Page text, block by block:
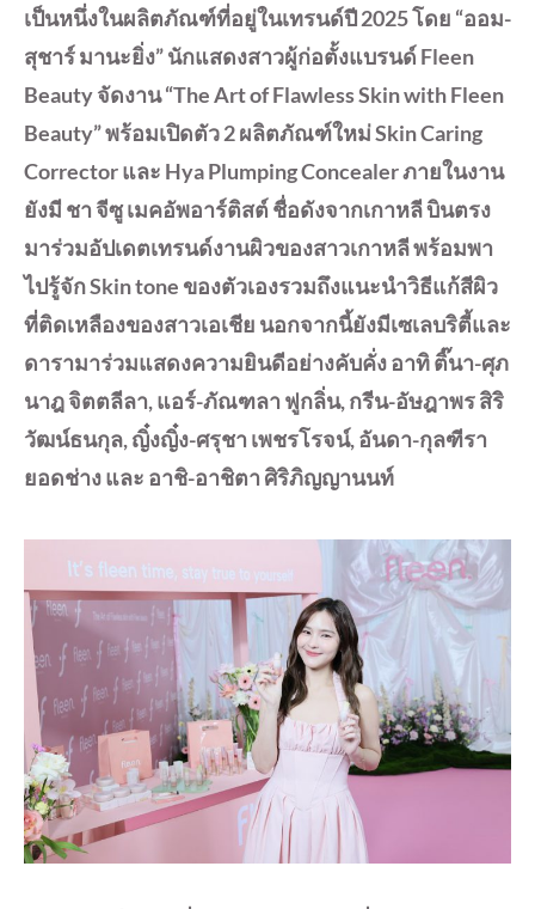
เป็นหนึ่งในผลิตภัณฑ์ที่อยู่ในเทรนด์ปี 2025 โดย “ออม-
สุชาร์ มานะยิ่ง” นักแสดงสาวผู้ก่อตั้งแบรนด์ Fleen
Beauty จัดงาน “The Art of Flawless Skin with Fleen
Beauty” พร้อมเปิดตัว 2 ผลิตภัณฑ์ใหม่ Skin Caring
Corrector และ Hya Plumping Concealer ภายในงาน
ยังมี ชา จีซู เมคอัพอาร์ติสต์ ชื่อดังจากเกาหลี บินตรง
มาร่วมอัปเดตเทรนด์งานผิวของสาวเกาหลี พร้อมพา
ไปรู้จัก Skin tone ของตัวเองรวมถึงแนะนำวิธีแก้สีผิว
ที่ติดเหลืองของสาวเอเชีย นอกจากนี้ยังมีเซเลบริตี้และ
ดารามาร่วมแสดงความยินดีอย่างคับคั่ง อาทิ ติ๊นา-ศุภ
นาฎ จิตตลีลา, แอร์-ภัณฑลา ฟูกลิ่น, กรีน-อัษฎาพร สิริ
วัฒน์ธนกุล, ญิ๋งญิ๋ง-ศรุชา เพชรโรจน์, อันดา-กุลฑีรา
ยอดช่าง และ อาชิ-อาชิตา ศิริภิญญานนท์